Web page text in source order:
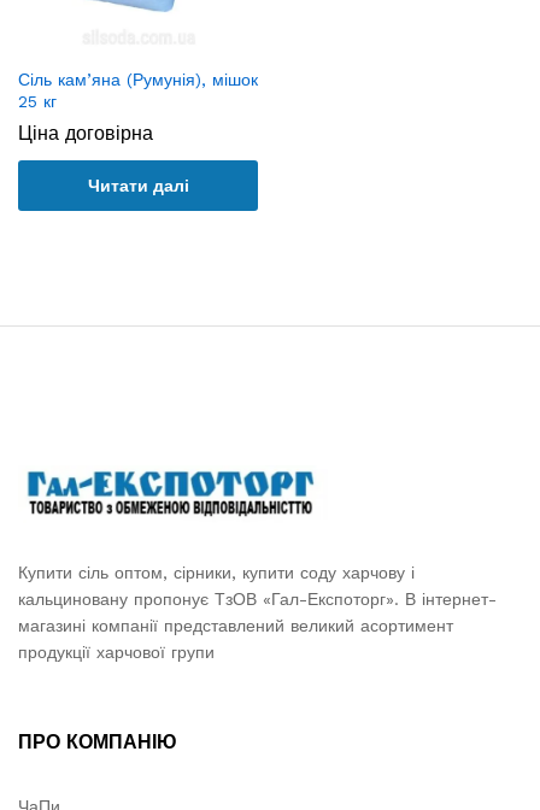
Сіль кам’яна (Румунія), мішок
25 кг
Ціна договірна
Читати далі
Купити сіль оптом, сірники, купити соду харчову і
кальциновану пропонує ТзОВ «Гал-Експоторг». В інтернет-
магазині компанії представлений великий асортимент
продукції харчової групи
ПРО КОМПАНІЮ